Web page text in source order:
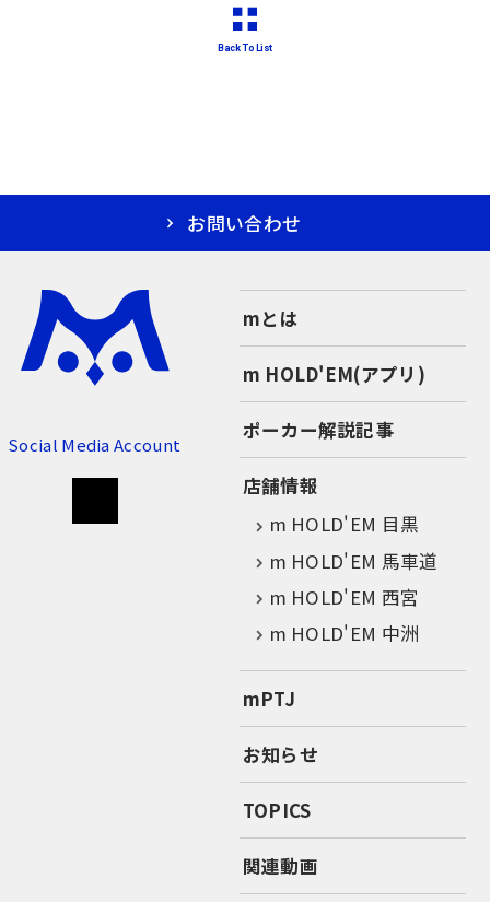
Back To List
お問い合わせ
Social Media Account
mとは
m HOLD'EM(アプリ)
ポーカー解説記事
店舗情報
m HOLD'EM 目黒
m HOLD'EM 馬車道
m HOLD'EM 西宮
m HOLD'EM 中洲
mPTJ
お知らせ
TOPICS
関連動画